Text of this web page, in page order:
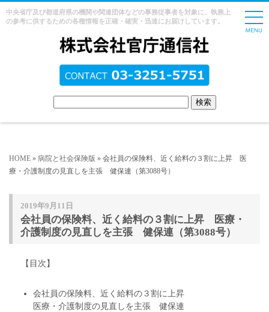
中央省庁及び都道府県の機関や関連団体などの事務従事者を対象に、執務上
の参考に供するための各種情報を正確・確実・迅速にお届けしています。
HOME » 病院と社会保険版 » 会社員の保険料、近く給料の３割に上昇 医
療・介護制度の見直しを主張 健保連（第3088号）
2019年9月11日
会社員の保険料、近く給料の３割に上昇 医療・
介護制度の見直しを主張 健保連（第3088号）
【目次】
会社員の保険料、近く給料の３割に上昇
医療・介護制度の見直しを主張 健保連